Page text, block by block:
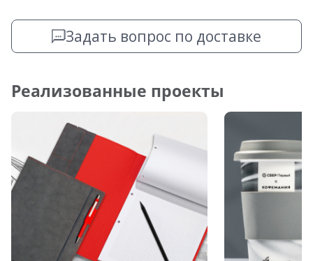
Задать вопрос по доставке
Реализованные проекты